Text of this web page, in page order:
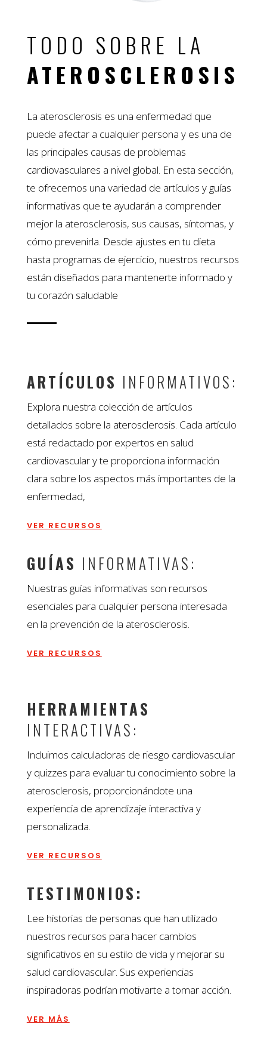
TODO SOBRE LA
ATEROSCLEROSIS
La aterosclerosis es una enfermedad que
puede afectar a cualquier persona y es una de
las principales causas de problemas
cardiovasculares a nivel global. En esta sección,
te ofrecemos una variedad de artículos y guías
informativas que te ayudarán a comprender
mejor la aterosclerosis, sus causas, síntomas, y
cómo prevenirla. Desde ajustes en tu dieta
hasta programas de ejercicio, nuestros recursos
están diseñados para mantenerte informado y
tu corazón saludable
ARTÍCULOS INFORMATIVOS:
Explora nuestra colección de artículos
detallados sobre la aterosclerosis. Cada artículo
está redactado por expertos en salud
cardiovascular y te proporciona información
clara sobre los aspectos más importantes de la
enfermedad,
VER RECURSOS
GUÍAS INFORMATIVAS:
Nuestras guías informativas son recursos
esenciales para cualquier persona interesada
en la prevención de la aterosclerosis.
VER RECURSOS
HERRAMIENTAS
INTERACTIVAS:
Incluimos calculadoras de riesgo cardiovascular
y quizzes para evaluar tu conocimiento sobre la
aterosclerosis, proporcionándote una
experiencia de aprendizaje interactiva y
personalizada.
VER RECURSOS
TESTIMONIOS:
Lee historias de personas que han utilizado
nuestros recursos para hacer cambios
significativos en su estilo de vida y mejorar su
salud cardiovascular. Sus experiencias
inspiradoras podrían motivarte a tomar acción.
VER MÁS